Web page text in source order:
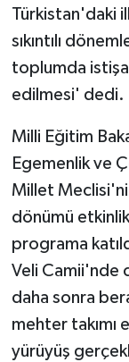
Türkistan'daki
sıkıntılı
toplumda
edilmesi' dedi.
Milli Eğitim
Egemenlik ve
Millet Meclisi'nin
dönümü
programa
Veli Camii'nde
daha sonra
mehter takımı
yürüyüş